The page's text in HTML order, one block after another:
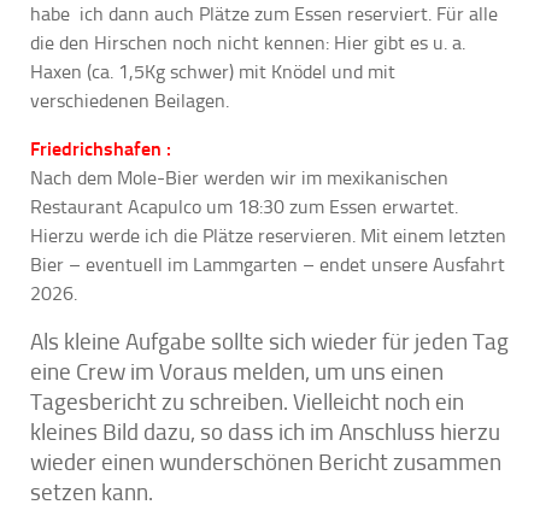
habe ich dann auch Plätze zum Essen reserviert. Für alle
die den Hirschen noch nicht kennen: Hier gibt es u. a.
Haxen (ca. 1,5Kg schwer) mit Knödel und mit
verschiedenen Beilagen.
Friedrichshafen :
Nach dem Mole-Bier werden wir im mexikanischen
Restaurant Acapulco um 18:30 zum Essen erwartet.
Hierzu werde ich die Plätze reservieren. Mit einem letzten
Bier – eventuell im Lammgarten – endet unsere Ausfahrt
2026.
Als kleine Aufgabe sollte sich wieder für jeden Tag
eine Crew im Voraus melden, um uns einen
Tagesbericht zu schreiben. Vielleicht noch ein
kleines Bild dazu, so dass ich im Anschluss hierzu
wieder einen wunderschönen Bericht zusammen
setzen kann.